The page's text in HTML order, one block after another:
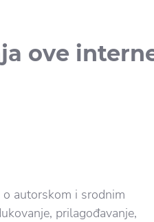
ove
autorskom i srodnim
prilagođavanje,